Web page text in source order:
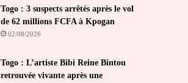
Togo : 3 suspects arrêtés après le vol
de 62 millions FCFA à Kpogan
02/08/2026
Togo : L’artiste Bibi Reine Bintou
retrouvée vivante après une